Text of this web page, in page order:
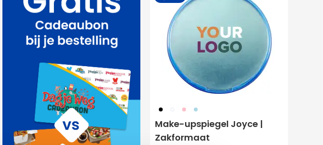
001 002 017 018
Make-upspiegel Joyce |
Zakformaat